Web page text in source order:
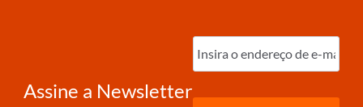
Assine a Newsletter
Digite
o
e-